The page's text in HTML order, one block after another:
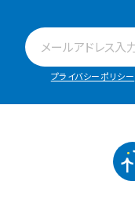
プライバシーポリシー